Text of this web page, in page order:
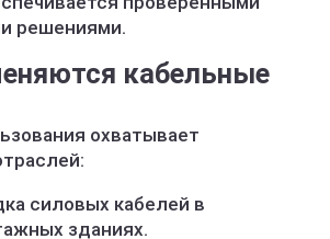
решениями.
кабельные
охватывает
силовых кабелей в
зданиях.